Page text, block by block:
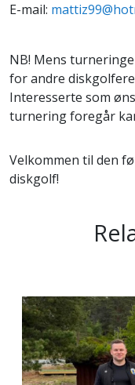
E-mail:
NB! Mens
for andre
Interesserte som
turnering foregår
Velkommen til den
diskgolf!